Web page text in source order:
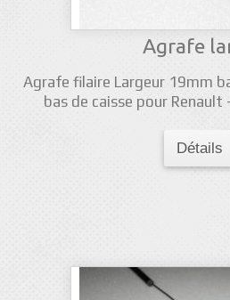
Agrafe
Agrafe filaire Largeur 19mm
bas de caisse pour
Détails